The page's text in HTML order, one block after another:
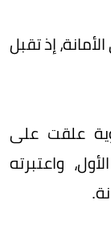
إذ تقبل
علقت على
واعتبرته